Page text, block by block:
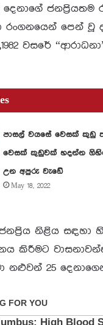
ජනප්‍රියතම
රංගනයෙන් පෙන්
වසරේ
පාසල් වයසේ වෙසක් කුඩු
වෙසක් කුඩුවක් හදන්න
උන අපුරු වැඩේ
May 18, 2022
නිළිය සඳහා
කිරීමට
නළුවන් 25